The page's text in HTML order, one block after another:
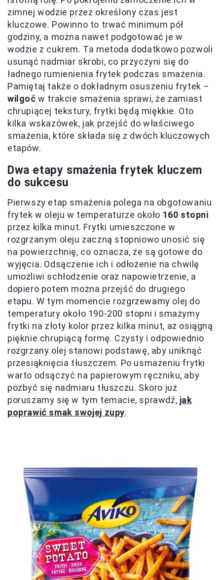
zimnej wodzie przez określony czas jest
kluczowe. Powinno to trwać minimum pół
godziny, a można nawet podgotować je w
wodzie z cukrem. Ta metoda dodatkowo pozwoli
usunąć nadmiar skrobi, co przyczyni się do
ładnego rumienienia frytek podczas smażenia.
Pamiętaj także o dokładnym osuszeniu frytek –
wilgoć w trakcie smażenia sprawi, że zamiast
chrupiącej tekstury, frytki będą miękkie. Oto
kilka wskazówek, jak przejść do właściwego
smażenia, które składa się z dwóch kluczowych
etapów.
Dwa etapy smażenia frytek kluczem
do sukcesu
Pierwszy etap smażenia polega na obgotowaniu
frytek w oleju w temperaturze około 160 stopni
przez kilka minut. Frytki umieszczone w
rozgrzanym oleju zaczną stopniowo unosić się
na powierzchnię, co oznacza, że są gotowe do
wyjęcia. Odsączenie ich i odłożenie na chwilę
umożliwi schłodzenie oraz napowietrzenie, a
dopiero potem można przejść do drugiego
etapu. W tym momencie rozgrzewamy olej do
temperatury około 190-200 stopni i smażymy
frytki na złoty kolor przez kilka minut, aż osiągną
pięknie chrupiącą formę. Czysty i odpowiednio
rozgrzany olej stanowi podstawę, aby uniknąć
przesiąknięcia tłuszczem. Po usmażeniu frytki
warto odsączyć na papierowym ręczniku, aby
pozbyć się nadmiaru tłuszczu. Skoro już
poruszamy się w tym temacie, sprawdź, jak
poprawić smak swojej zupy.